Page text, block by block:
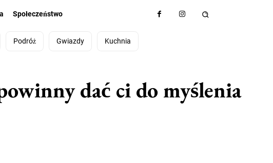
Społeczeństwo
Podróż Gwiazdy Kuchnia
dać ci do myślenia